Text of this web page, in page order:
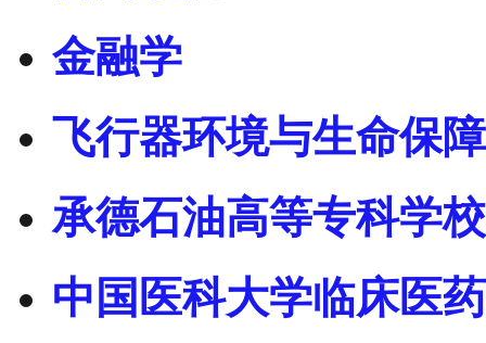
金融学
飞行器环境与生命保
承德石油高等专科学校
中国医科大学临床医